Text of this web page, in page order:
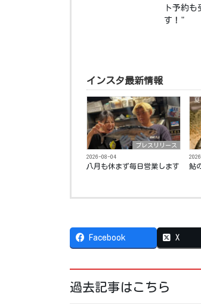
ト予約
す！"
インスタ最新情報
プレスリリース
2026-08-04
八月も休まず毎日営業します️
鮎
Facebook X
過去記事はこちら